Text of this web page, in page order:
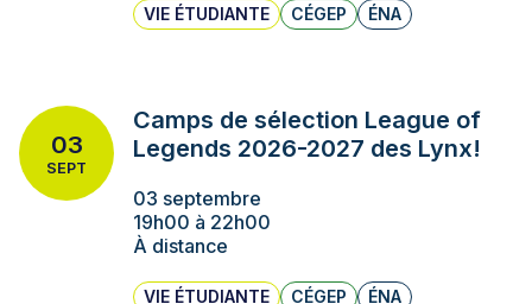
VIE ÉTUDIANTE CÉGEP ÉNA
03
SEPT
Camps de sélection League of
Legends 2026-2027 des Lynx!
03 septembre
19h00 à 22h00
À distance
VIE ÉTUDIANTE CÉGEP ÉNA